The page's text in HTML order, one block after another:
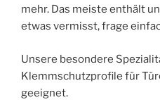
mehr. Das meiste enthält
etwas vermisst, frage
Unsere besondere
Klemmschutzprofile für
geeignet.